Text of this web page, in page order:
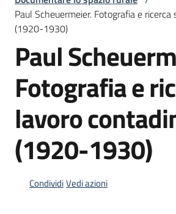
Novità
Servizi
Leggi
Atti
Bandi
Piani
Programmi
Paul Scheuermeier. Fotografia e
(1920-1930)
Paul
Fotografia e
lavoro
(1920-1930)
CondividiVedi azioni